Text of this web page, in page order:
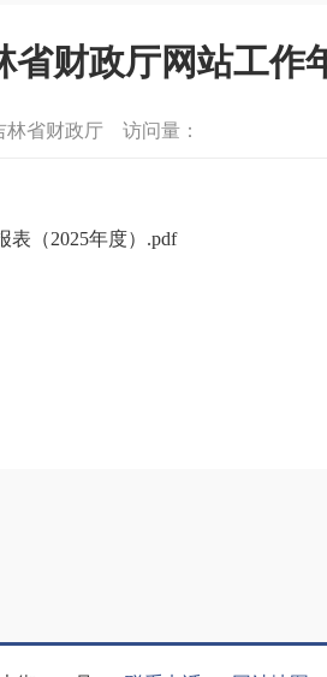
省财政厅网站工作
林省财政厅 访问量：
表（2025年度）.pdf